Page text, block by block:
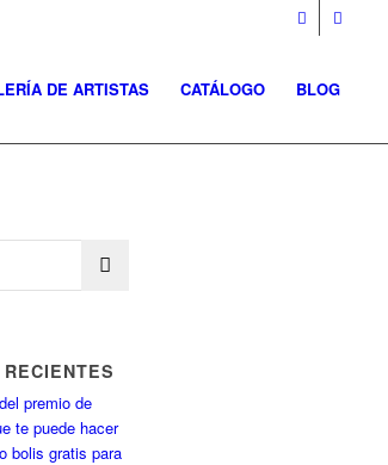
DE ARTISTAS CATÁLOGO BLOG
premio de
te puede hacer
bolis gratis para